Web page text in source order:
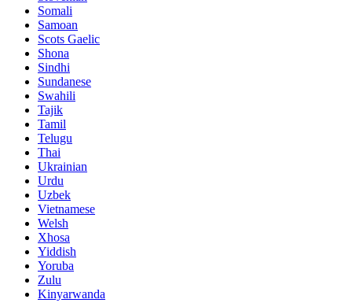
Somali
Samoan
Scots Gaelic
Shona
Sindhi
Sundanese
Swahili
Tajik
Tamil
Telugu
Thai
Ukrainian
Urdu
Uzbek
Vietnamese
Welsh
Xhosa
Yiddish
Yoruba
Zulu
Kinyarwanda